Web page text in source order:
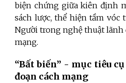
biện chứng giữa kiên định
sách lược, thể hiện tầm vóc
Người trong nghệ thuật lãnh
mạng.
“Bất biến” - mục tiêu
đoạn cách mạng